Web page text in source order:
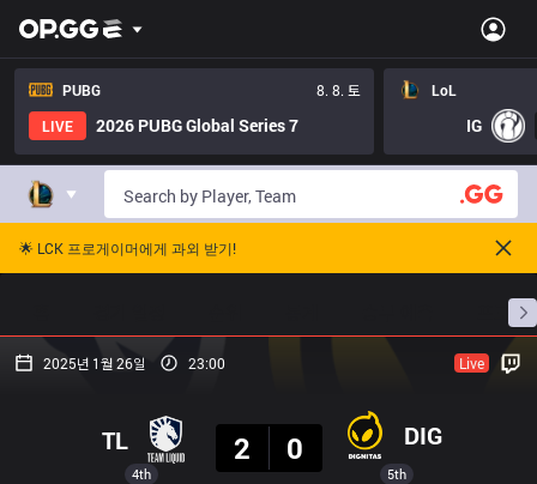
PUBG
8. 8. 토
LIVE
2026 PUBG Global Series 7
LoL
IG
🌟 LCK 프로게이머에게 과외 받기!
프로빌
2025년 1월 26일 23:00 Live
4th
TL
2
0 DIG
5th